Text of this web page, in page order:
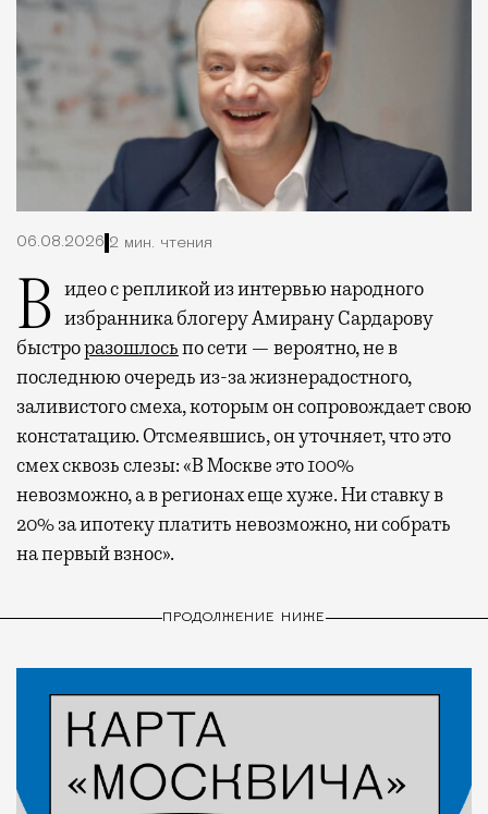
06.08.2026 2 мин. чтения
Видео с репликой из интервью народного избранника блогеру Амирану Сардарову
быстроразошлосьпо сети — вероятно, не в
последнюю очередь из-за жизнерадостного,
заливистого смеха, которым он сопровождает свою
констатацию. Отсмеявшись, он уточняет, что это
смех сквозь слезы: «В Москве это 100%
невозможно, а в регионах еще хуже. Ни ставку в
20% за ипотеку платить невозможно, ни собрать
на первый взнос».
ПРОДОЛЖЕНИЕ НИЖЕ